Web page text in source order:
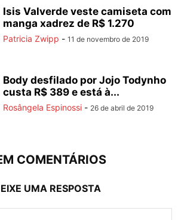
Isis Valverde veste camiseta com
manga xadrez de R$ 1.270
Patricia Zwipp - 11 de novembro de 2019
Body desfilado por Jojo Todynho
custa R$ 389 e está à...
Rosângela Espinossi - 26 de abril de 2019
COMENTÁRIOS
UMA RESPOSTA